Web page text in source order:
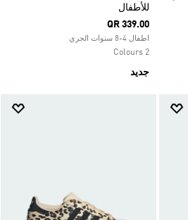
للأطفال
QR 339.00
اطفال 4-8 سنوات الجري
2 Colours
جديد